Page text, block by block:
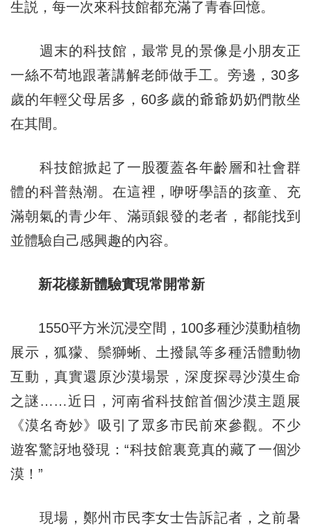
生説，每一次來科技館都充滿了青春回憶。
週末的科技館，最常見的景像是小朋友正
一絲不茍地跟著講解老師做手工。旁邊，30多
歲的年輕父母居多，60多歲的爺爺奶奶們散坐
在其間。
科技館掀起了一股覆蓋各年齡層和社會群
體的科普熱潮。在這裡，咿呀學語的孩童、充
滿朝氣的青少年、滿頭銀發的老者，都能找到
並體驗自己感興趣的內容。
新花樣新體驗實現常開常新
1550平方米沉浸空間，100多種沙漠動植物
展示，狐獴、鬃獅蜥、土撥鼠等多種活體動物
互動，真實還原沙漠場景，深度探尋沙漠生命
之謎……近日，河南省科技館首個沙漠主題展
《漠名奇妙》吸引了眾多市民前來參觀。不少
遊客驚訝地發現：“科技館裏竟真的藏了一個沙
漠！”
現場，鄭州市民李女士告訴記者，之前暑